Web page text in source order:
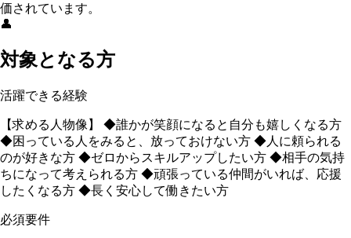
価されています。
👤
対象となる方
活躍できる経験
【求める人物像】 ◆誰かが笑顔になると自分も嬉しくなる方
◆困っている人をみると、放っておけない方 ◆人に頼られる
のが好きな方 ◆ゼロからスキルアップしたい方 ◆相手の気持
ちになって考えられる方 ◆頑張っている仲間がいれば、応援
したくなる方 ◆長く安心して働きたい方
必須要件